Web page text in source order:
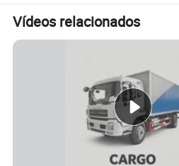
Vídeos relacionados